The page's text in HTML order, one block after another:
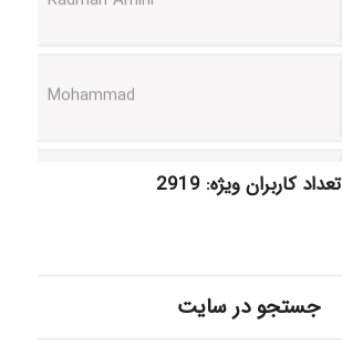
تعداد کاربران ویژه: 2919
جستجو در سایت